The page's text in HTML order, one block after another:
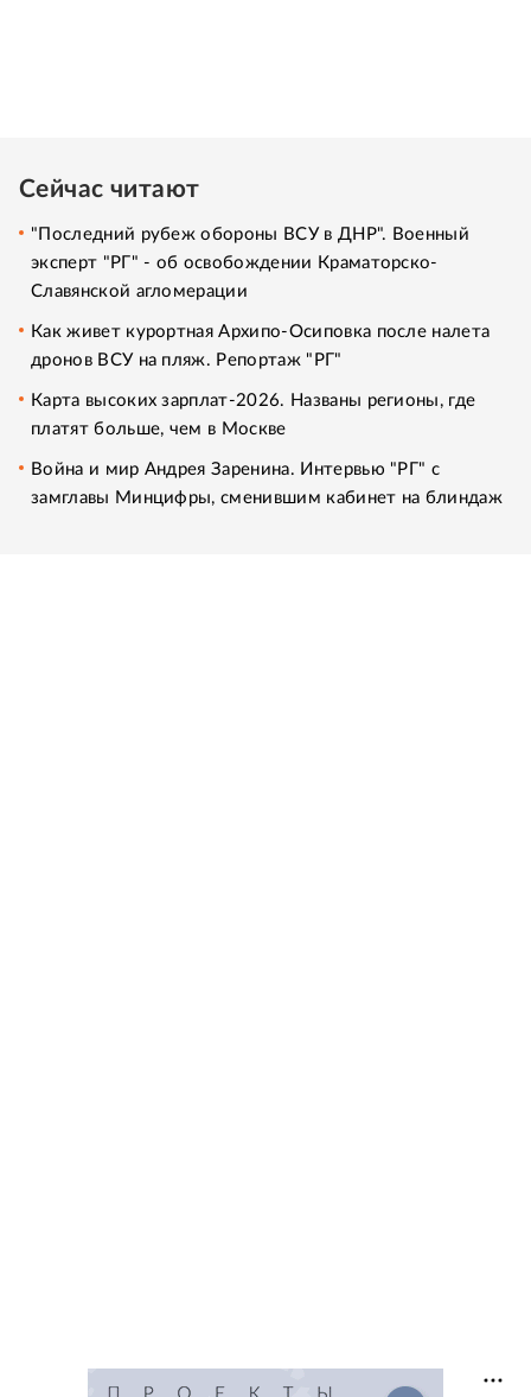
Сейчас читают
"Последний рубеж обороны ВСУ в ДНР". Военный
эксперт "РГ" - об освобождении Краматорско-
Славянской агломерации
Как живет курортная Архипо-Осиповка после налета
дронов ВСУ на пляж. Репортаж "РГ"
Карта высоких зарплат-2026. Названы регионы, где
платят больше, чем в Москве
Война и мир Андрея Заренина. Интервью "РГ" с
замглавы Минцифры, сменившим кабинет на блиндаж